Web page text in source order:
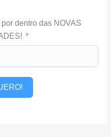
dentro das NOVAS